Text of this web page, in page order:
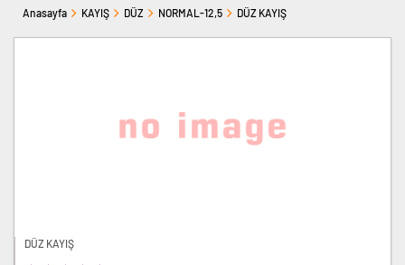
Anasayfa KAYIŞ DÜZ NORMAL-12,5 DÜZ KAYIŞ
DÜZ KAYIŞ